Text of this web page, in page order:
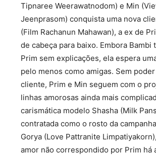
Tipnaree Weerawatnodom) e Min
Jeenprasom) conquista uma nova
(Film Rachanun Mahawan), a ex de
de cabeça para baixo. Embora Bambi
Prim sem explicações, ela espera
pelo menos como amigas. Sem
cliente, Prim e Min seguem com o
linhas amorosas ainda mais
carismática modelo Shasha (Milk
contratada como o rosto da
Gorya (Love Pattranite
amor não correspondido por Prim há